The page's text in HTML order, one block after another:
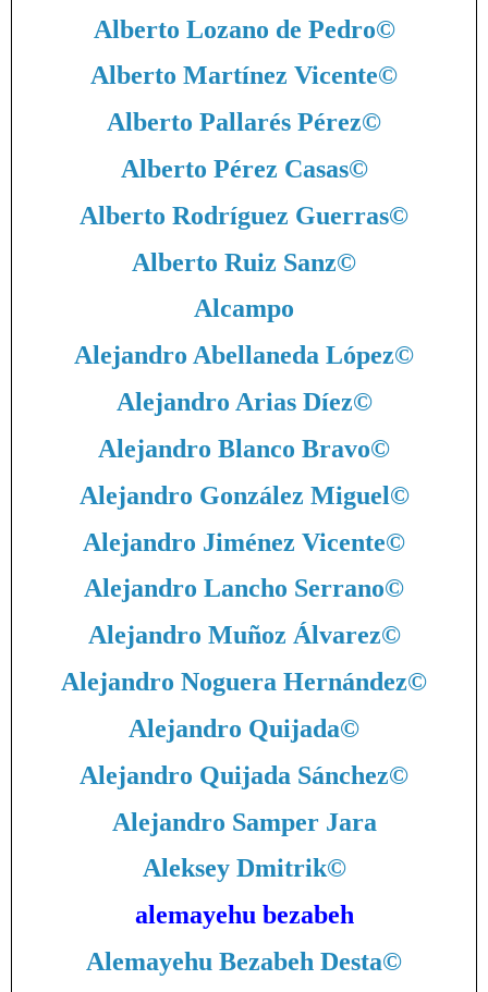
Alberto Lozano de Pedro©
Alberto Martínez Vicente©
Alberto Pallarés Pérez©
Alberto Pérez Casas©
Alberto Rodríguez Guerras©
Alberto Ruiz Sanz©
Alcampo
Alejandro Abellaneda López©
Alejandro Arias Díez©
Alejandro Blanco Bravo©
Alejandro González Miguel©
Alejandro Jiménez Vicente©
Alejandro Lancho Serrano©
Alejandro Muñoz Álvarez©
Alejandro Noguera Hernández©
Alejandro Quijada©
Alejandro Quijada Sánchez©
Alejandro Samper Jara
Aleksey Dmitrik©
alemayehu bezabeh
Alemayehu Bezabeh Desta©